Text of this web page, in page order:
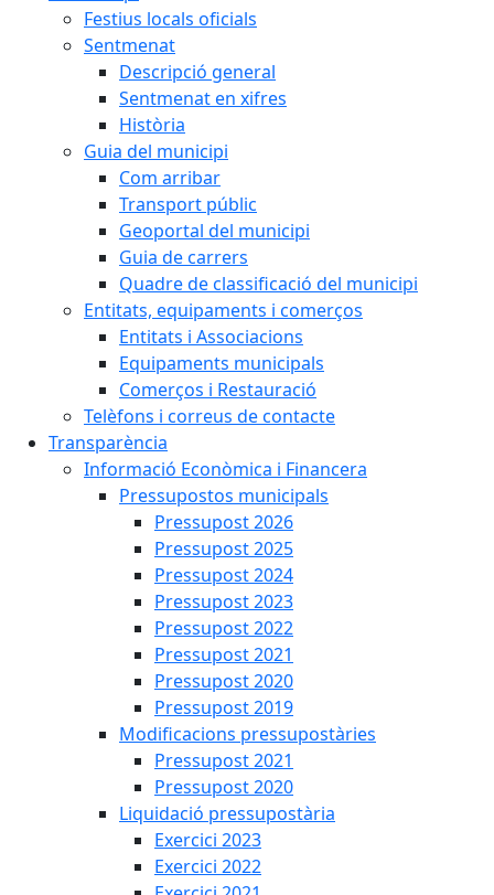
Festius locals oficials
Sentmenat
Descripció general
Sentmenat en xifres
Història
Guia del municipi
Com arribar
Transport públic
Geoportal del municipi
Guia de carrers
Quadre de classificació del municipi
Entitats, equipaments i comerços
Entitats i Associacions
Equipaments municipals
Comerços i Restauració
Telèfons i correus de contacte
Transparència
Informació Econòmica i Financera
Pressupostos municipals
Pressupost 2026
Pressupost 2025
Pressupost 2024
Pressupost 2023
Pressupost 2022
Pressupost 2021
Pressupost 2020
Pressupost 2019
Modificacions pressupostàries
Pressupost 2021
Pressupost 2020
Liquidació pressupostària
Exercici 2023
Exercici 2022